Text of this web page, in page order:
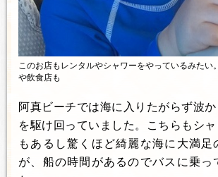
このお店もレンタルやシャワーをやっているみたい
や飲食店も
阿真ビーチでは海に入りたがらず波
を駆け回っていました。こちらもシ
もあるし驚くほど綺麗な海に大満足
が、船の時間があるのでバスに乗っ